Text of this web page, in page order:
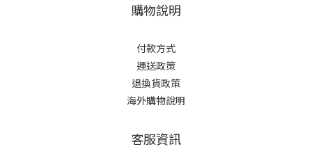
購物說明
付款方式
運送政策
退換貨政策
海外購物說明
客服資訊